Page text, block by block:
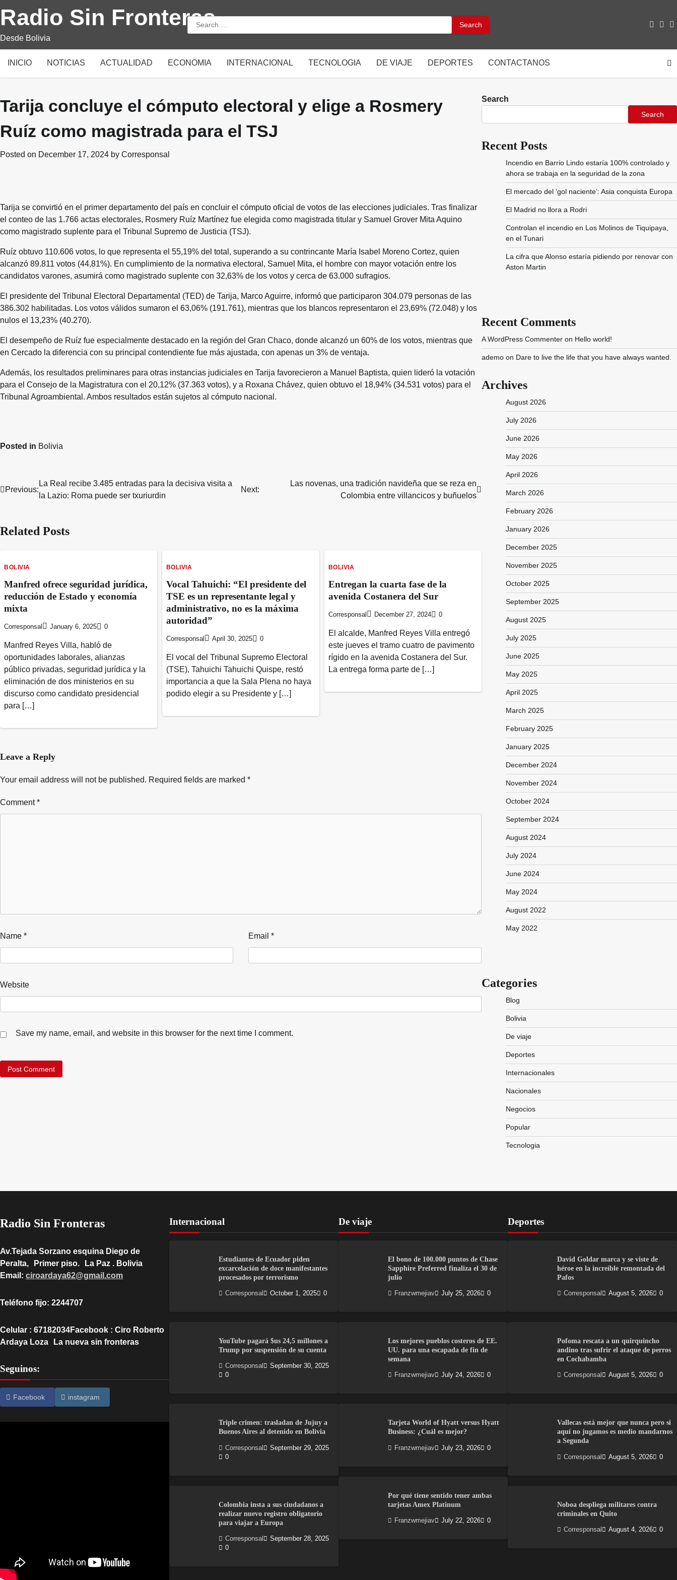
to
Radio Sin Fronteras
Desde Bolivia
Search
for:
INICIO NOTICIAS ACTUALIDAD ECONOMIA INTERNACIONAL TECNOLOGIA DE VIAJE DEPORTES CONTACTANOS
Tarija concluye el cómputo electoral y elige a Rosmery
Ruíz como magistrada para el TSJ
Posted on December 17, 2024 by Corresponsal
Tarija se convirtió en el primer departamento del país en concluir el cómputo oficial de votos de las elecciones judiciales. Tras finalizar
el conteo de las 1.766 actas electorales, Rosmery Ruíz Martínez fue elegida como magistrada titular y Samuel Grover Mita Aquino
como magistrado suplente para el Tribunal Supremo de Justicia (TSJ).
Ruíz obtuvo 110.606 votos, lo que representa el 55,19% del total, superando a su contrincante María Isabel Moreno Cortez, quien
alcanzó 89.811 votos (44,81%). En cumplimiento de la normativa electoral, Samuel Mita, el hombre con mayor votación entre los
candidatos varones, asumirá como magistrado suplente con 32,63% de los votos y cerca de 63.000 sufragios.
El presidente del Tribunal Electoral Departamental (TED) de Tarija, Marco Aguirre, informó que participaron 304.079 personas de las
386.302 habilitadas. Los votos válidos sumaron el 63,06% (191.761), mientras que los blancos representaron el 23,69% (72.048) y los
nulos el 13,23% (40.270).
El desempeño de Ruíz fue especialmente destacado en la región del Gran Chaco, donde alcanzó un 60% de los votos, mientras que
en Cercado la diferencia con su principal contendiente fue más ajustada, con apenas un 3% de ventaja.
Además, los resultados preliminares para otras instancias judiciales en Tarija favorecieron a Manuel Baptista, quien lideró la votación
para el Consejo de la Magistratura con el 20,12% (37.363 votos), y a Roxana Chávez, quien obtuvo el 18,94% (34.531 votos) para el
Tribunal Agroambiental. Ambos resultados están sujetos al cómputo nacional.
Posted in Bolivia
Post
Previous:
La Real recibe 3.485 entradas para la decisiva visita a
la Lazio: Roma puede ser txuriurdin
Next:
Las novenas, una tradición navideña que se reza en
Colombia entre villancicos y buñuelos
Related Posts
BOLIVIA
Manfred ofrece seguridad jurídica,
reducción de Estado y economía
mixta
Corresponsal January 6, 2025 0
Manfred Reyes Villa, habló de
oportunidades laborales, alianzas
público privadas, seguridad jurídica y la
eliminación de dos ministerios en su
discurso como candidato presidencial
para […]
BOLIVIA
Vocal Tahuichi: “El presidente del
TSE es un representante legal y
administrativo, no es la máxima
autoridad”
Corresponsal April 30, 2025 0
El vocal del Tribunal Supremo Electoral
(TSE), Tahuichi Tahuichi Quispe, restó
importancia a que la Sala Plena no haya
podido elegir a su Presidente y […]
BOLIVIA
Entregan la cuarta fase de la
avenida Costanera del Sur
Corresponsal December 27, 2024 0
El alcalde, Manfred Reyes Villa entregó
este jueves el tramo cuatro de pavimento
rígido en la avenida Costanera del Sur.
La entrega forma parte de […]
Leave a Reply
Your email address will not be published. Required fields are marked *
Comment*
Name * Email *
Website
Save my name, email, and website in this browser for the next time I comment.
Search
Search
Recent Posts
Incendio en Barrio Lindo estaría 100% controlado y
ahora se trabaja en la seguridad de la zona
El mercado del ‘gol naciente’: Asia conquista Europa
El Madrid no llora a Rodri
Controlan el incendio en Los Molinos de Tiquipaya,
en el Tunari
La cifra que Alonso estaría pidiendo por renovar con
Aston Martin
Recent Comments
A WordPress Commenteron Hello world!
ademoon Dare to live the life that you have always wanted.
Archives
August 2026
July 2026
June 2026
May 2026
April 2026
March 2026
February 2026
January 2026
December 2025
November 2025
October 2025
September 2025
August 2025
July 2025
June 2025
May 2025
April 2025
March 2025
February 2025
January 2025
December 2024
November 2024
October 2024
September 2024
August 2024
July 2024
June 2024
May 2024
August 2022
May 2022
Categories
Blog
Bolivia
De viaje
Deportes
Internacionales
Nacionales
Negocios
Popular
Tecnologia
Radio Sin Fronteras
Av.Tejada Sorzano esquina Diego de
Peralta, Primer piso. La Paz . Bolivia
Email: ciroardaya62@gmail.com
Teléfono fijo: 2244707
Celular : 67182034Facebook : Ciro Roberto
Ardaya Loza La nueva sin fronteras
Seguinos:
Facebook instagram
Internacional
Estudiantes de Ecuador piden
excarcelación de doce manifestantes
procesados por terrorismo
Corresponsal October 1, 2025 0
YouTube pagará $us 24,5 millones a
Trump por suspensión de su cuenta
Corresponsal
September 30, 2025
0
Triple crimen: trasladan de Jujuy a
Buenos Aires al detenido en Bolivia
Corresponsal
September 29, 2025
0
Colombia insta a sus ciudadanos a
realizar nuevo registro obligatorio
para viajar a Europa
Corresponsal
September 28, 2025
0
De viaje
El bono de 100.000 puntos de Chase
Sapphire Preferred finaliza el 30 de
julio
Franzwmejiav July 25, 2026 0
Los mejores pueblos costeros de EE.
UU. para una escapada de fin de
semana
Franzwmejiav July 24, 2026 0
Tarjeta World of Hyatt versus Hyatt
Business: ¿Cuál es mejor?
Franzwmejiav July 23, 2026 0
Por qué tiene sentido tener ambas
tarjetas Amex Platinum
Franzwmejiav July 22, 2026 0
Deportes
David Goldar marca y se viste de
héroe en la increíble remontada del
Pafos
Corresponsal August 5, 2026 0
Pofoma rescata a un quirquincho
andino tras sufrir el ataque de perros
en Cochabamba
Corresponsal August 5, 2026 0
Vallecas está mejor que nunca pero si
aquí no jugamos es medio mandarnos
a Segunda
Corresponsal August 5, 2026 0
Noboa despliega militares contra
criminales en Quito
Corresponsal August 4, 2026 0